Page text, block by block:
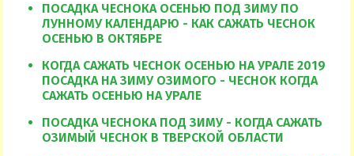
ПОСАДКА ЧЕСНОКА ОСЕНЬЮ ПОД ЗИМУ ПО
ЛУННОМУ КАЛЕНДАРЮ - КАК САЖАТЬ ЧЕСНОК
ОСЕНЬЮ В ОКТЯБРЕ
КОГДА САЖАТЬ ЧЕСНОК ОСЕНЬЮ НА УРАЛЕ 2019
ПОСАДКА НА ЗИМУ ОЗИМОГО - ЧЕСНОК КОГДА
САЖАТЬ ОСЕНЬЮ НА УРАЛЕ
ПОСАДКА ЧЕСНОКА ПОД ЗИМУ - КОГДА САЖАТЬ
ОЗИМЫЙ ЧЕСНОК В ТВЕРСКОЙ ОБЛАСТИ